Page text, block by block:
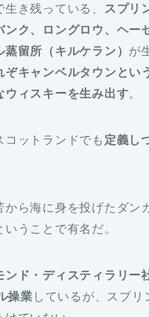
き残っている、
スプリ
ンク、ロングロウ、ヘー
留所（キルケラン） が
ぞキャンベルタウンとい
ウィスキーを生み出す。
コットランドでも 定義し
から海に身を投げたダン
うことで有名だ。
ンド・ディスティラリー
操業 しているが、スプリ